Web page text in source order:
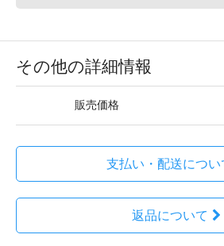
その他の詳細情報
販売価格
支払い・配送につい
返品について